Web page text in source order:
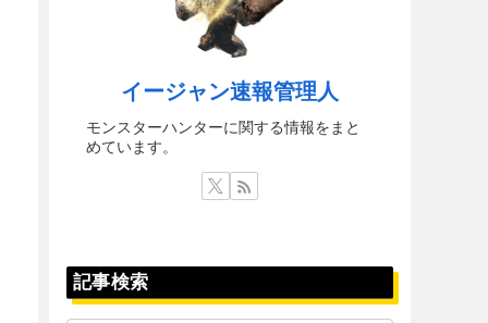
イージャン速報管理人
モンスターハンターに関する情報をまと
めています。
記事検索